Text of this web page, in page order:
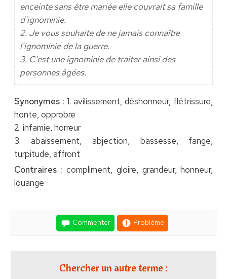
enceinte sans être mariée elle couvrait sa famille
d'ignominie.
2. Je vous souhaite de ne jamais connaître
l'ignominie de la guerre.
3. C'est une ignominie de traiter ainsi des
personnes âgées.
Synonymes : 1. avilissement, déshonneur, flétrissure,
honte, opprobre
2. infamie, horreur
3. abaissement, abjection, bassesse, fange,
turpitude, affront
Contraires : compliment, gloire, grandeur, honneur,
louange
Commenter Problème
Chercher un autre terme :